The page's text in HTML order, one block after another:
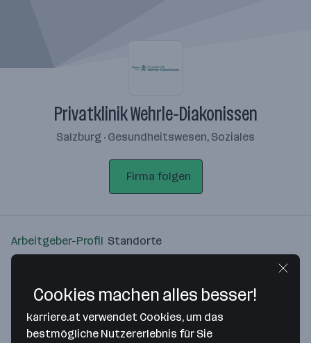
Privatklinik Wehrle-Diakonissen
Salzburg · Gesundheitswesen, Soziales
Firma folgen
Arbeitgeber-Profil Standorte
Cookies machen alles besser!
karriere.at verwendet Cookies, um das
bestmögliche Nutzererlebnis für Sie